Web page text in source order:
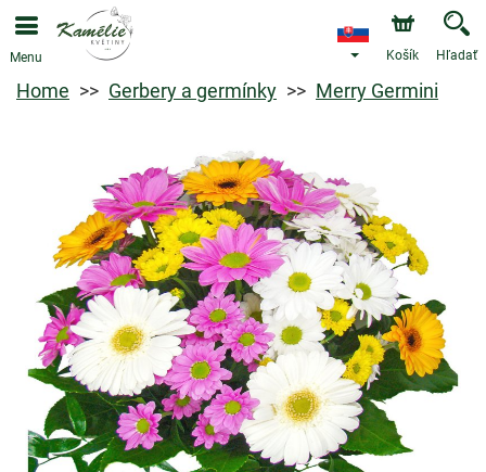
Menu Košík Hľadať
Home Gerbery a germínky Merry Germini